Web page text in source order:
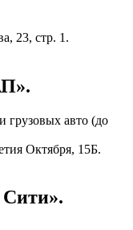
23, стр. 1.
грузовых авто (до
Октября, 15Б.